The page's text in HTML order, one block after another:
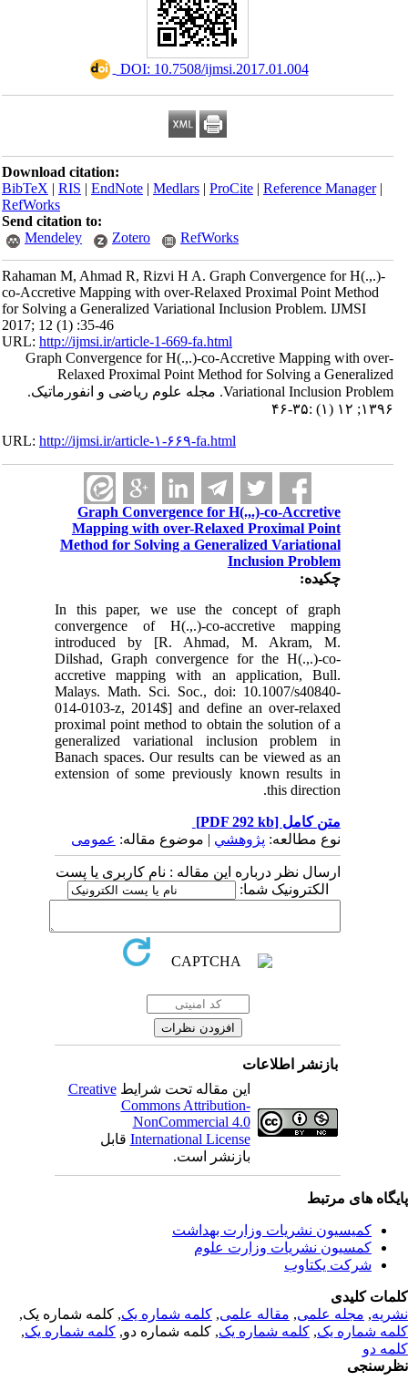
‎ DOI: 10.7508/ijmsi.2017.01.004
Download citation:
BibTeX|RIS|EndNote|Medlars|ProCite|Reference Manager
RefWorks
Send citation to:
Mendeley
Zotero RefWorks
Rahaman M, Ahmad R, Rizvi H A. Graph Convergence for H(.,.)-
co-Accretive Mapping with over-Relaxed Proximal Point Method
for Solving a Generalized Variational Inclusion Problem. IJMSI
2017; 12 (1) :35-46
URL:http://ijmsi.ir/article-1-669-fa.html
Graph Convergence for H(.,.)-co-Accretive Mapping with over-
Relaxed Proximal Point Method for Solving a Generalized
Variational Inclusion Problem. مجله علوم ریاضی و انفورماتیک.
۱۳۹۶; ۱۲ (۱) :۳۵-۴۶
URL:http://ijmsi.ir/article-۱-۶۶۹-fa.html
Graph Convergence for H(.,.)-co-Accretive
Mapping with over-Relaxed Proximal Point
Method for Solving a Generalized Variational
Inclusion Problem
چکیده:
In this paper, we use the concept of graph
convergence of H(.,.)-co-accretive mapping
introduced by [R. Ahmad, M. Akram, M.
Dilshad, Graph convergence for the H(.,.)-co-
accretive mapping with an application, Bull.
Malays. Math. Sci. Soc., doi: 10.1007/s40840-
014-0103-z, 2014$] and define an over-relaxed
proximal point method to obtain the solution of a
generalized variational inclusion problem in
Banach spaces. Our results can be viewed as an
extension of some previously known results in
this direction.
متن کامل[PDF 292 kb]
نوع مطالعه:پژوهشي| موضوع مقاله:عمومى
ارسال نظر درباره این مقاله : نام کاربری یا پست
الکترونیک شما:
بازنشر اطلاعات
این مقاله تحت شرایطCreative
Commons Attribution-
NonCommercial 4.0
International Licenseقابل
بازنشر است.
های مرتبط
کمیسیون نشریات وزارت بهداشت
کمسیون نشریات وزارت علوم
شرکت یکتاوب
کلیدی
,مجله علمی, مقاله علمی, کلمه شماره یک, کلمه شماره یک,
شماره یک,کلمه شماره یک, کلمه شماره دو,کلمه شماره یک,
دو